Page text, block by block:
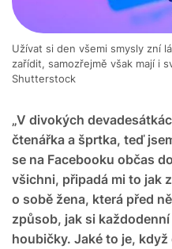
„V divokých
čtenářka a šprtka, teď
se na Facebooku občas
všichni, připadá mi to jak
o sobě žena, která před
způsob, jak si
houbičky. Jaké to je,
Užívat si den všemi smysly zní
zařídit, samozřejmě však mají i
Shutterstock